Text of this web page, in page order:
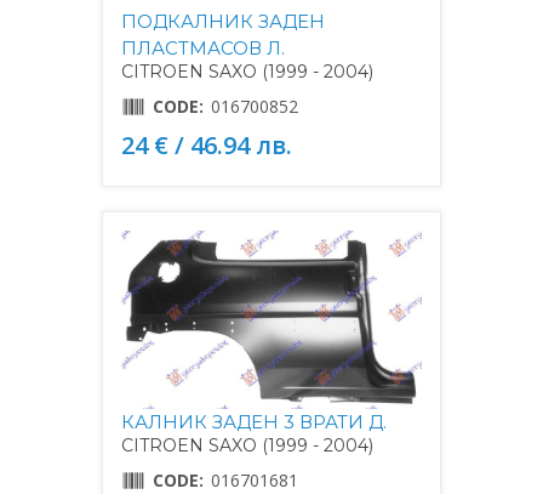
ПОДКАЛНИК ЗАДЕН
ПЛАСТМАСОВ Л.
CITROEN SAXO (1999 - 2004)
CODE: 016700852
24 € / 46.94 лв.
КАЛНИК ЗАДЕН 3 ВРАТИ Д.
CITROEN SAXO (1999 - 2004)
CODE: 016701681